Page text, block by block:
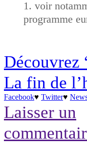
voir
programme
Découvrez
La fin de
Facebook♥ Twitter♥
Laisser un